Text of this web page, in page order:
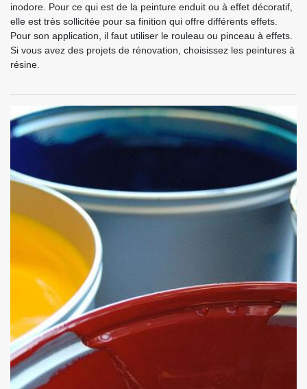
inodore. Pour ce qui est de la peinture enduit ou à effet décoratif,
elle est très sollicitée pour sa finition qui offre différents effets.
Pour son application, il faut utiliser le rouleau ou pinceau à effets.
Si vous avez des projets de rénovation, choisissez les peintures à
résine.